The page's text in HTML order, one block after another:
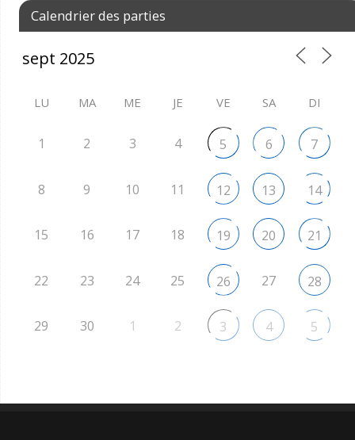
Calendrier des parties
LU MA ME JE VE SA DI
1 2 3 4 5 6 7
8 9 10 11 12 13 14
15 16 17 18 19 20 21
22 23 24 25 26 27 28
29 30 1 2 3 4 5